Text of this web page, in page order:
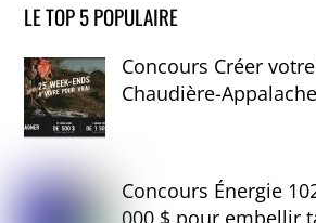
LE TOP 5 POPULAIRE
Concours Créer
Chaudière-
Concours Énergie
000 $ pour embellir